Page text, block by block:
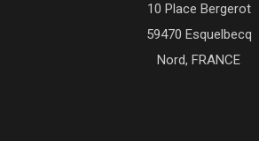
10 Place Bergerot
59470 Esquelbecq
Nord, FRANCE